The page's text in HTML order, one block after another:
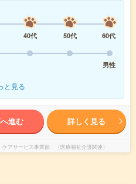
40代 50代
60代
男性
と見る
進む 詳しく見る
アサービス事業部 （医療福祉介護関連）